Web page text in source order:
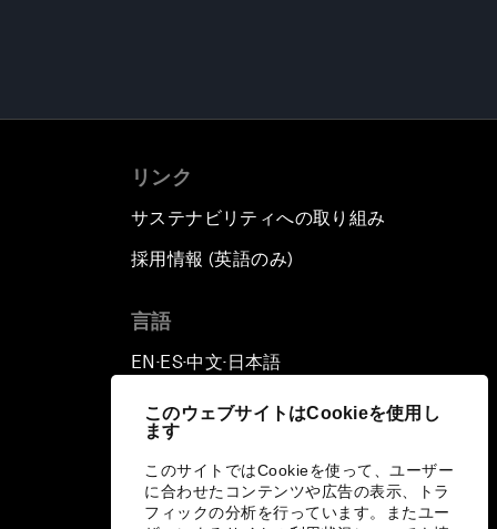
このウェブサイトはCookieを使用し
ます
このサイトではCookieを使って、ユーザー
に合わせたコンテンツや広告の表示、トラ
フィックの分析を行っています。またユー
リンク
サステナビリティへの取り組み
採用情報 (英語のみ)
言語
EN ▪ES▪中文▪ 日本語